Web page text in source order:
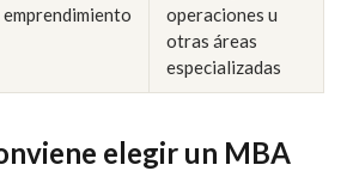
emprendimiento
operaciones u
otras áreas
especializadas
elegir un MBA